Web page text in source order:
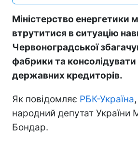
Міністерство енергетики
втрутитися в ситуацію
Червоноградської
фабрики та консолідувати
державних кредиторів.
Як повідомляє РБК-Україна
народний депутат України
Бондар.